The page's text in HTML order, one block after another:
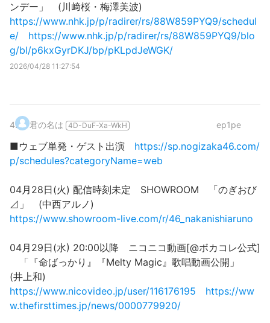
ンデー」 (川﨑桜・梅澤美波)
https://www.nhk.jp/p/radirer/rs/88W859PYQ9/schedul
e/
https://www.nhk.jp/p/radirer/rs/88W859PYQ9/blo
g/bl/p6kxGyrDKJ/bp/pKLpdJeWGK/
2026/04/28 11:27:54
4. 君の名は 4D-DuF-Xa-WkH ep1pe
■ウェブ単発・ゲスト出演 https://sp.nogizaka46.com/
p/schedules?categoryName=web
04月28日(火) 配信時刻未定 SHOWROOM 「のぎおび
⊿」 (中西アルノ)
https://www.showroom-live.com/r/46_nakanishiaruno
04月29日(水) 20:00以降 ニコニコ動画[@ボカコレ公式]
「『命ばっかり』『Melty Magic』歌唱動画公開」
(井上和)
https://www.nicovideo.jp/user/116176195
https://ww
w.thefirsttimes.jp/news/0000779920/